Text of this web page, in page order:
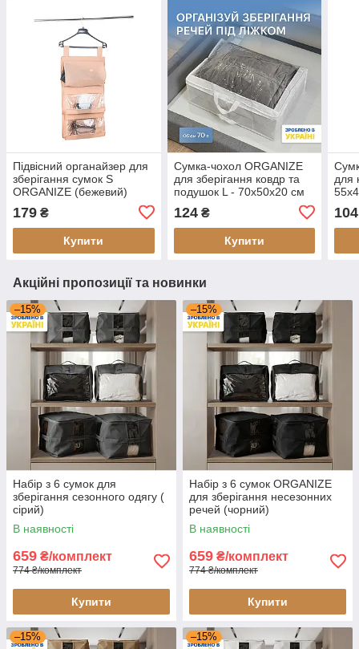
Підвісний органайзер для
зберігання сумок S
ORGANIZE (бежевий)
179 ₴
Купити
Сумка-чохол ORGANIZE
для зберігання ковдр та
подушок L - 70x50x20 см
124₴
Купити
для
104
Акційні пропозиції та новинки
–15%
Набір з 6 сумок для
зберігання сезонного одягу (
сірий)
В наявності
659 ₴/комплект
774 ₴/комплект
Купити
–15%
Набір з 6 сумок ORGANIZE
для зберігання несезонних
речей (чорний)
В наявності
659 ₴/комплект
774 ₴/комплект
Купити
–15% –15%